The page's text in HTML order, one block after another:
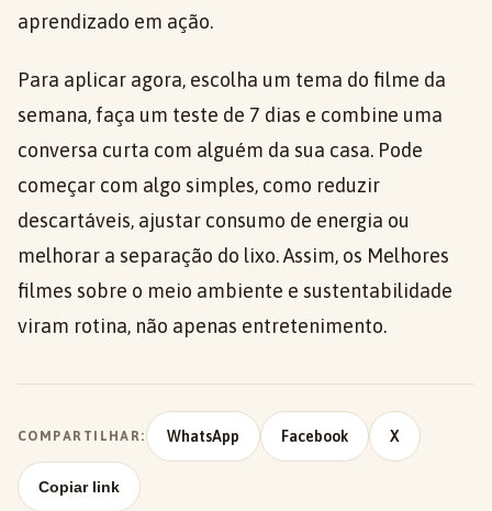
aprendizado em ação.
Para aplicar agora, escolha um tema do filme da
semana, faça um teste de 7 dias e combine uma
conversa curta com alguém da sua casa. Pode
começar com algo simples, como reduzir
descartáveis, ajustar consumo de energia ou
melhorar a separação do lixo. Assim, os Melhores
filmes sobre o meio ambiente e sustentabilidade
viram rotina, não apenas entretenimento.
COMPARTILHAR: WhatsApp Facebook X
Copiar link